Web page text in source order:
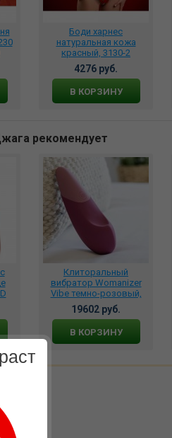
Боди харнес
натуральная кожа
красный, 3130-2
4276 руб.
В КОРЗИНУ
рекомендует
Клиторальный
вибратор Womanizer
Vibe темно-розовый,
WZFS1SG3
19602 руб.
В КОРЗИНУ